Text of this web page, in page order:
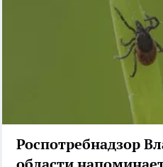
Роспотребнадзор